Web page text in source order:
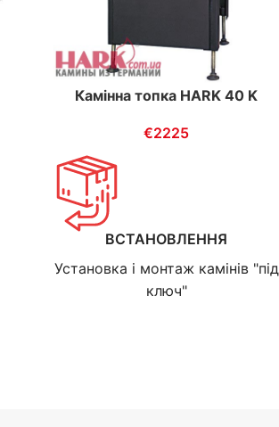
Камінна топка HARK 40 K
€2225
ВСТАНОВЛЕННЯ
Установка і монтаж камінів "під
ключ"